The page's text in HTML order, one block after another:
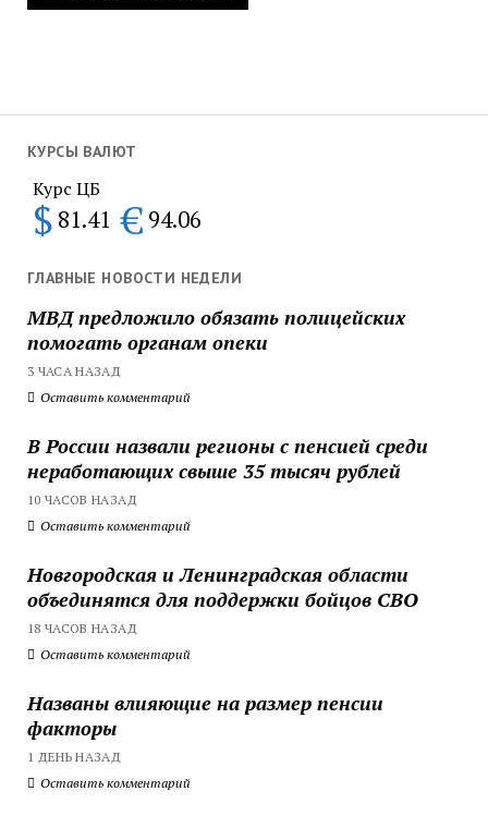
КУРСЫ ВАЛЮТ
Курс ЦБ
$ 81.41 € 94.06
ГЛАВНЫЕ НОВОСТИ НЕДЕЛИ
МВД предложило обязать полицейских
помогать органам опеки
3 ЧАСА НАЗАД
Оставить комментарий
В России назвали регионы с пенсией среди
неработающих свыше 35 тысяч рублей
10 ЧАСОВ НАЗАД
Оставить комментарий
Новгородская и Ленинградская области
объединятся для поддержки бойцов СВО
18 ЧАСОВ НАЗАД
Оставить комментарий
Названы влияющие на размер пенсии
факторы
1 ДЕНЬ НАЗАД
Оставить комментарий